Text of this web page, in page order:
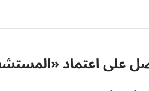
على اعتماد